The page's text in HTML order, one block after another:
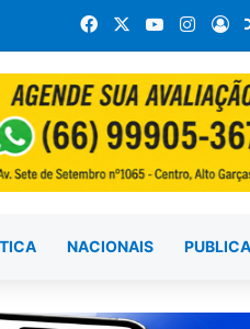
FacebookYouTube
NACIONAIS